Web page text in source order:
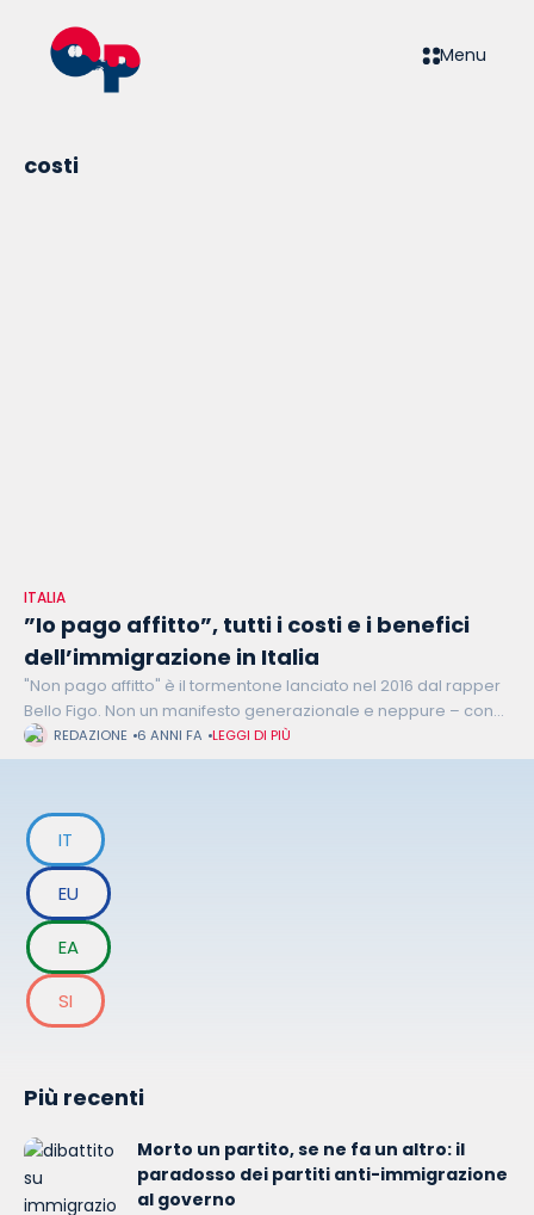
Menu
costi
ITALIA
”Io pago affitto”, tutti i costi e i benefici
dell’immigrazione in Italia
"Non pago affitto" è il tormentone lanciato nel 2016 dal rapper
Bello Figo. Non un manifesto generazionale e neppure – con
buona probabilità - un testo che farà la storia
REDAZIONE 6 ANNI FA LEGGI DI PIÙ
IT
EU
EA
SI
Più recenti
Morto un partito, se ne fa un altro: il
paradosso dei partiti anti-immigrazione
al governo